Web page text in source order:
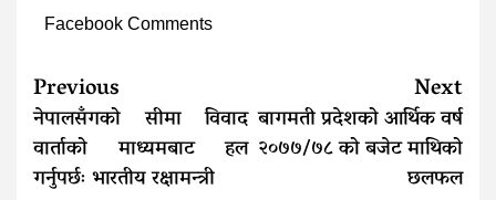
Facebook Comments
Continue
Reading
Previous
नेपालसँगको सीमा विवाद
वार्ताको माध्यमबाट हल
गर्नुपर्छः भारतीय रक्षामन्त्री
Next
बागमती प्रदेशको आर्थिक वर्ष
२०७७/७८ को बजेट माथिको
छलफल